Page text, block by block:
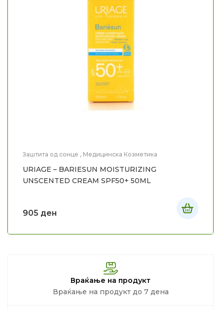
Заштита од сонце , Медицинска Козметика
URIAGE – BARIESUN MOISTURIZING
UNSCENTED CREAM SPF50+ 50ML
905 ден
Враќање на продукт
Враќање на продукт до 7 дена